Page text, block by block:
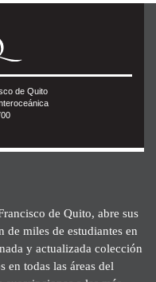
de Quito
de Quito, abre sus
de miles de estudiantes en
y actualizada colección
en todas las áreas del